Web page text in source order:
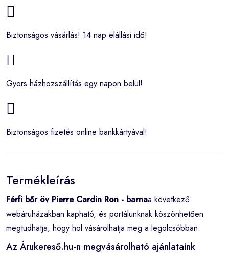
Biztonságos vásárlás! 14 nap elállási idő!
Gyors házhozszállítás egy napon belül!
Biztonságos fizetés online bankkártyával!
Termékleírás
Férfi bőr öv Pierre Cardin Ron - barnaa következő
webáruházakban kapható, és portálunknak köszönhetően
megtudhatja, hogy hol vásárolhatja meg a legolcsóbban.
Az Árukereső.hu-n megvásárolható ajánlataink